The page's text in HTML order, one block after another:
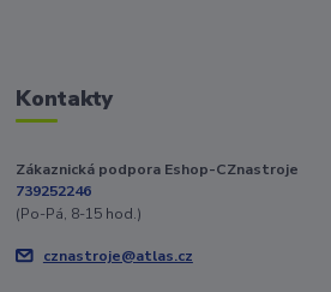
Kontakty
Zákaznická podpora Eshop-CZnastroje
739252246
(Po-Pá, 8-15 hod.)
cznastroje@atlas.cz